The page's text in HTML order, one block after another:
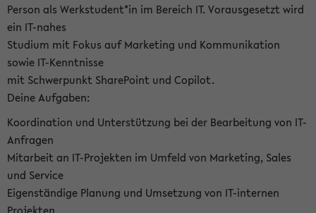
Person als Werkstudent*in im Bereich IT. Vorausgesetzt wird
ein IT-nahes
Studium mit Fokus auf Marketing und Kommunikation
sowie IT-Kenntnisse
mit Schwerpunkt SharePoint und Copilot.
Deine Aufgaben:
Koordination und Unterstützung bei der Bearbeitung von IT-
Anfragen
Mitarbeit an IT-Projekten im Umfeld von Marketing, Sales
und Service
Eigenständige Planung und Umsetzung von IT-internen